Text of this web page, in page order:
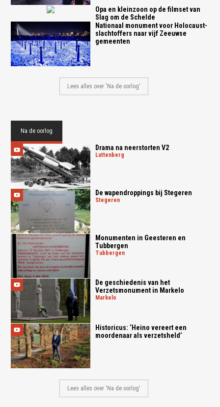
Opa en kleinzoon op de filmset van
Slag om de Schelde
Nationaal monument voor Holocaust-
slachtoffers naar vijf Zeeuwse
gemeenten
Lees alles over 'Na de oorlog'
Na de oorlog
Drama na neerstorten V2
luttenberg
De wapendroppings bij Stegeren
stegeren
Monumenten in Geesteren en
Tubbergen
tubbergen
De geschiedenis van het
Verzetsmonument in Markelo
markelo
Historicus: ‘Heino vereert een
moordenaar als verzetsheld’
Lees alles over 'Na de oorlog'